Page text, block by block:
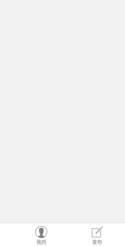
我的 发布